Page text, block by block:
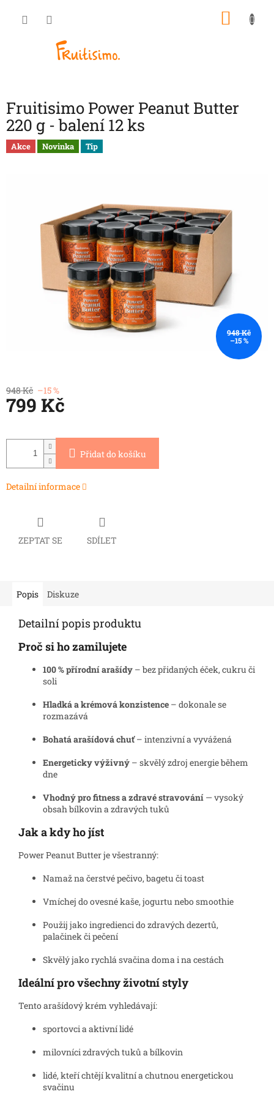
Fruitisimo Power Peanut Butter
220 g - balení 12 ks
Akce Novinka Tip
948 Kč
–15 %
948 Kč –15 %
799 Kč
cena:
Přidat do košíku
Detailní informace
ZEPTAT SE SDÍLET
Popis Diskuze
Detailní popis produktu
Proč si ho zamilujete
100 % přírodní arašídy – bez přidaných éček, cukru či
soli
Hladká a krémová konzistence – dokonale se
rozmazává
Bohatá arašídová chuť– intenzivní a vyvážená
Energeticky výživný – skvělý zdroj energie během
dne
Vhodný pro fitness a zdravé stravování — vysoký
obsah bílkovin a zdravých tuků
Jak a kdy ho jíst
Power Peanut Butter je všestranný:
Namaž na čerstvé pečivo, bagetu či toast
Vmíchej do ovesné kaše, jogurtu nebo smoothie
Použij jako ingredienci do zdravých dezertů,
palačinek či pečení
Skvělý jako rychlá svačina doma i na cestách
Ideální pro všechny životní styly
Tento arašídový krém vyhledávají:
sportovci a aktivní lidé
milovníci zdravých tuků a bílkovin
lidé, kteří chtějí kvalitní a chutnou energetickou
svačinu